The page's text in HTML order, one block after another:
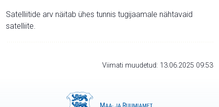
Satelliitide arv näitab ühes tunnis tugijaamale nähtavaid
satelliite.
Viimati muudetud: 13.06.2025 09:53